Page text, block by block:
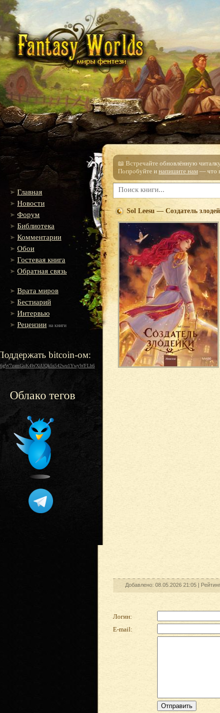
Главная
Новости
Форум
Библиотека
Комментарии
Обои
Гостевая книга
Обратная связь
Врата миров
Бестиарий
Интервью
Рецензии на книги
bitcoin-ом:
Облако тегов
📖 Встречайте обновлённую
Попробуйте и напишите нам — что
Sol Leesu — Создатель
Добавлено: 08.05.2026 21:05 |
Логин:
E-mail: